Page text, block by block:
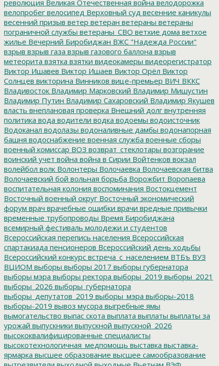
революция Великая Отечественная война велодорожка
велопробег велосипед Верховный суд весенние каникулы
весенний призыв ветер ветеран ветераны ветераны
пограничной службы ветераны_СВО ветхие дома ветхое
жилье Вечерний Биробиджан ВЖС "Надежда России"
взрыв взрыв газа взрыв газового баллона взрыв
метеорита взятка взятки видеокамеры видеорегистратор
Виктор Ишавев Виктор Ишаев Виктор Орёл Виктор
Солнцев викторина Винников вице-премьер ВИЧ ВККС
Владивосток Владимир Марковский Владимир Мишустин
Владимир Путин Владимир Сахаровский Владимир Якушев
власть внеплановая проверка Внешний долг внутренняя
политика вода водители водка водоемы водоисточник
Водоканал водолазы водоналивные дамбы водонапорная
башня водоснабжение военная служба военные сборы
военный комиссар ВОЗ возврат_стеклотары возгорание
воинский учет война война в Сирии Войтенков вокзал
волейбол волк Волонтеры Волочаевка Волочаевская битва
Волочаевский бой вольная борьба Ворожбит Воропаева
воспитательная колония воспоминания Востокцемент
Восточный военный округ Восточный экономический
форум врач врачебные ошибки врачи вредные привычки
временные трубопроводы Время Биробиджана
всемирный фестиваль молодежи и студентов
Всероссийская перепись населения Всероссийская
спартакиада пенсионеров Всероссийский день ходьбы
Всероссийский конкурс встреча_с_населением ВТБъ ВУЗ
ВЦИОМ выборы выборы 2017 выборы губернатора
выборы мэра выборы ректора выборы_2019 выборы_2021
выборы_2026 выборы_губернатора
выборы_депутатов_2019 выборы_мэра выборы-2018
выборы-2019 вывоз мусора выгребные ямы
вымогательство выпас скота выплата выплаты выплаты за
урожай выпускники выпускной выпускной_2026
высококвалифицированные специалисты
высокотехнологичная_медпомощь выставка выставка-
ярмарка высшее образование высшее самообразование